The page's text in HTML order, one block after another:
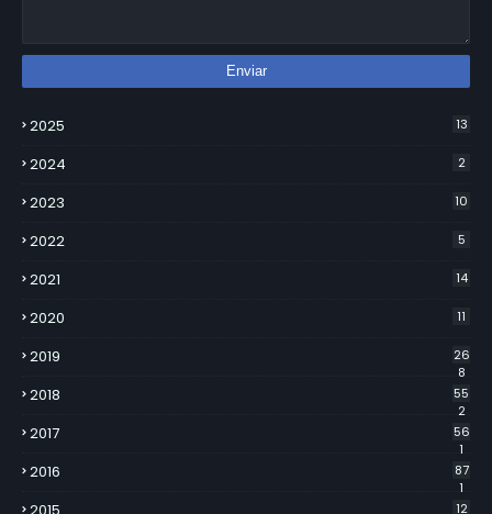
2025 13
2024 2
2023 10
2022 5
2021 14
2020 11
2019
26
8
2018
55
2
2017
56
1
2016
87
1
12